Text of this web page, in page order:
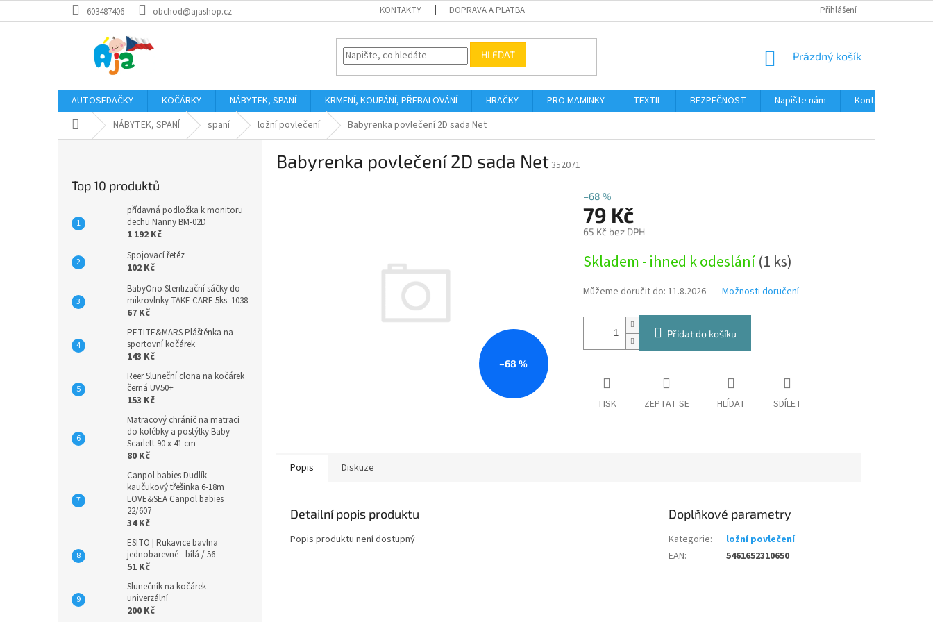
na
603487406 obchod@ajashop.cz KONTAKTY DOPRAVA A PLATBA Přihlášení
HLEDAT
NÁKUPNÍ
Prázdný košík
AUTOSEDAČKY KOČÁRKY NÁBYTEK, SPANÍ KRMENÍ, KOUPÁNÍ, PŘEBALOVÁNÍ HRAČKY PRO MAMINKY TEXTIL BEZPEČNOST Napište nám Kontakty
Domů NÁBYTEK, SPANÍ spaní ložní povlečení Babyrenka povlečení 2D sada Net
Top 10 produktů
přídavná podložka k monitoru
dechu Nanny BM-02D
1 192 Kč
Spojovací řetěz
102 Kč
BabyOno Sterilizační sáčky do
mikrovlnky TAKE CARE 5ks. 1038
67 Kč
PETITE&MARS Pláštěnka na
sportovní kočárek
143 Kč
Reer Sluneční clona na kočárek
černá UV50+
153 Kč
Matracový chránič na matraci
do kolébky a postýlky Baby
Scarlett 90 x 41 cm
80 Kč
Canpol babies Dudlík
kaučukový třešinka 6-18m
LOVE&SEA Canpol babies
22/607
34 Kč
ESITO | Rukavice bavlna
jednobarevné - bílá / 56
51 Kč
Slunečník na kočárek
univerzální
200 Kč
Babyrenka povlečení 2D sada Net352071
–68 %
–68 %
79 Kč
65 Kč bez DPH
cena:
Skladem - ihned k odeslání(1 ks)
Můžeme doručit do: 11.8.2026 Možnosti doručení
Přidat do košíku
TISK ZEPTAT SE HLÍDAT SDÍLET
Popis Diskuze
Detailní popis produktu
Popis produktu není dostupný
Doplňkové parametry
Kategorie:
ložní povlečení
EAN: 5461652310650